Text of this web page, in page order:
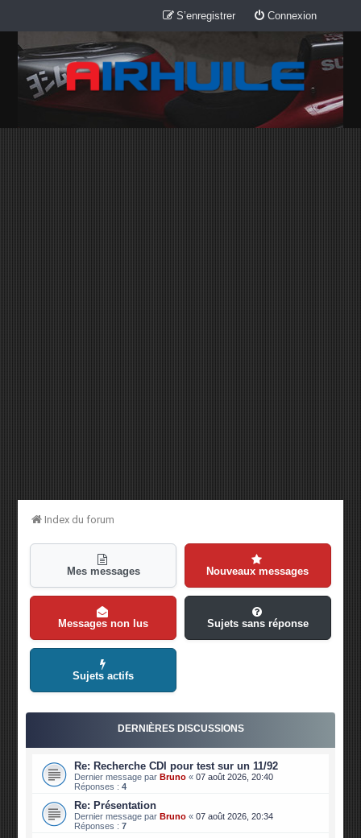
Connexion
S’enregistrer
Index du forum
Mes messages Nouveaux messages
Messages non lus Sujets sans réponse
Sujets actifs
DERNIÈRES DISCUSSIONS
Re: Recherche CDI pour test sur un 11/92
Dernier message parBruno «07 août 2026, 20:40
Réponses :4
Re: Présentation
Dernier message parBruno «07 août 2026, 20:34
Réponses :7